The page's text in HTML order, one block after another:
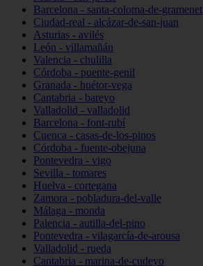
Barcelona - santa-coloma-de-gramenet
Ciudad-real - alcázar-de-san-juan
Asturias - avilés
León - villamañán
Valencia - chulilla
Córdoba - puente-genil
Granada - huétor-vega
Cantabria - bareyo
Valladolid - valladolid
Barcelona - font-rubí
Cuenca - casas-de-los-pinos
Córdoba - fuente-obejuna
Pontevedra - vigo
Sevilla - tomares
Huelva - cortegana
Zamora - pobladura-del-valle
Málaga - monda
Palencia - autilla-del-pino
Pontevedra - vilagarcía-de-arousa
Valladolid - rueda
Cantabria - marina-de-cudeyo